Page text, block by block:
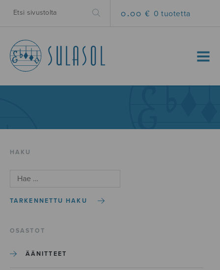
0.00 € 0 tuotetta
MENU
HAKU
TARKENNETTU HAKU
OSASTOT
ÄÄNITTEET